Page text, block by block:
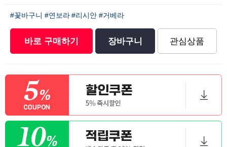
#꽃바구니 #연보라 #리시안 #거베라
바로 구매하기 장바구니 관심상품